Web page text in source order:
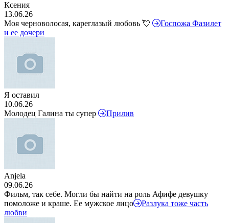
Ксения
13.06.26
Моя черноволосая, кареглазый любовь 💘
Госпожа Фазилет
и ее дочери
Я оставил
10.06.26
Молодец Галина ты супер
Прилив
Anjela
09.06.26
Фильм, так себе. Могли бы найти на роль Афифе девушку
помоложе и краше. Ее мужское лицо
Разлука тоже часть
любви